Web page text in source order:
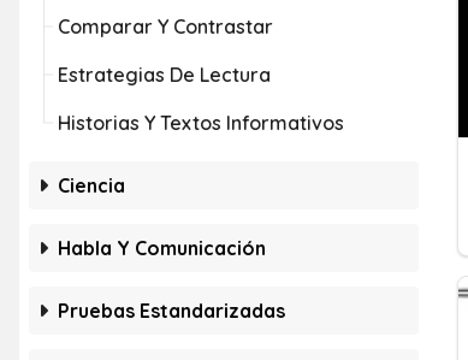
Comparar Y Contrastar
Estrategias De Lectura
Historias Y Textos Informativos
Ciencia
Habla Y Comunicación
Pruebas Estandarizadas